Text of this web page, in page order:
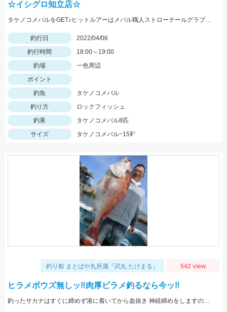
☆イシグロ知立店☆
タケノコメバルをGET♪ヒットルアーはメバル職人ストローテールグラブとテトラワークスユラメキ☆
釣行日
2022/04/06
釣行時間
18:00～19:00
釣場
一色周辺
ポイント
釣魚
タケノコメバル
釣り方
ロックフィッシュ
釣果
タケノコメバル8匹
サイズ
タケノコメバル~15㌢
釣り船 まとばや丸所属『武丸 たけまる』 542 view
ヒラメボウズ無しッ‼︎肉厚ビラメ釣るなら今ッ‼︎
釣ったサカナはすぐに締めず港に着いてから血抜き 神経締めをしますので旨さ 食感が違い過ぎますッ‼︎